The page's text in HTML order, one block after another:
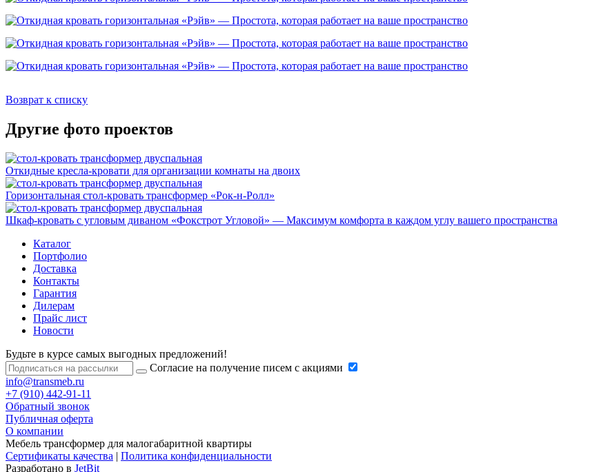
Возврат к списку
Другие фото проектов
Откидные кресла-кровати для организации комнаты на двоих
Горизонтальная стол-кровать трансформер «Рок-н-Ролл»
Шкаф-кровать с угловым диваном «Фокстрот Угловой» — Максимум комфорта в каждом углу вашего пространства
Каталог
Портфолио
Доставка
Контакты
Гарантия
Дилерам
Прайс лист
Новости
Будьте в курсе самых выгодных предложений!
Согласие на получение писем с акциями
info@transmeb.ru
+7 (910) 442-91-11
Обратный звонок
Публичная оферта
О компании
Мебель трансформер для малогабаритной квартиры
Сертификаты качества | Политика конфиденциальности
Разработано в JetBit